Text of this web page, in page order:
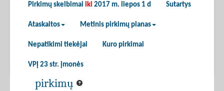
Pirkimų skelbimai iki 2017 m. liepos 1 d Sutartys
Ataskaitos Metinis pirkimų planas
Nepatikimi tiekėjai Kuro pirkimai
VPĮ 23 str. įmonės
pirkimų